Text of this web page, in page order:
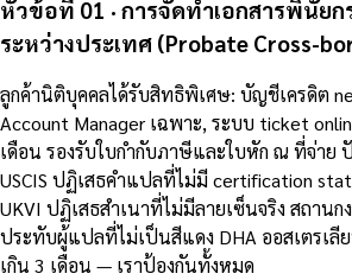
หัวข้อที่ 01 · การจัดทำเอกสารพินัย
ระหว่างประเทศ (Probate Cross-
ลูกค้านิติบุคคลได้รับสิทธิพิเศษ: บัญชีเครดิต
Account Manager เฉพาะ, ระบบ ticket
เดือน รองรับใบกำกับภาษีและใบหัก ณ ที่จ่าย
USCIS ปฏิเสธคำแปลที่ไม่มี certification
UKVI ปฏิเสธสำเนาที่ไม่มีลายเซ็นจริง สถานก
ประทับผู้แปลที่ไม่เป็นสีแดง DHA ออสเตรเลี
เกิน 3 เดือน — เราป้องกันทั้งหมด